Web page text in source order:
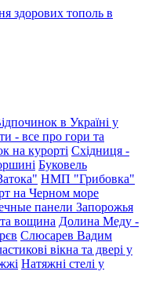
здорових тополь в
в Україні у
- все про гори та
на курорті Східниця -
Буковель
НМП "Грибовка"
на Черном море
панели Запорожья
вощина Долина Меду -
Слюсарев Вадим
вікна та двері у
Натяжні стелі у